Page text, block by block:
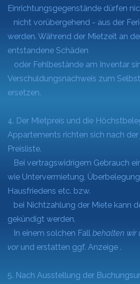
Einrichtungsgegenstände dürfen
nicht vorübergehend - aus der
werden. Während der Mietzeit an
entstandene Schäden
oder Fehlbestände am Inventar
Verschuldungsnachweis zum
ersetzen.
4. Der Mietpreis und die
Appartements richten sich nach
Preisliste.
Bei vertragswidrigem Gebrauch
wie Untervermietung,
Hausfriedens etc. bzw.
bei Nichtzahlung der Miete kann
gekündigt werden.
In einem solchen Fall behalten wir
vor und erstatten ggf. Anzeige .
5. Nach Ausstellung der